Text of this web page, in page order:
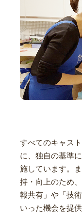
すべてのキャス
に、独自の基準
施しています。
持・向上のため
報共有」や「技
いった機会を提